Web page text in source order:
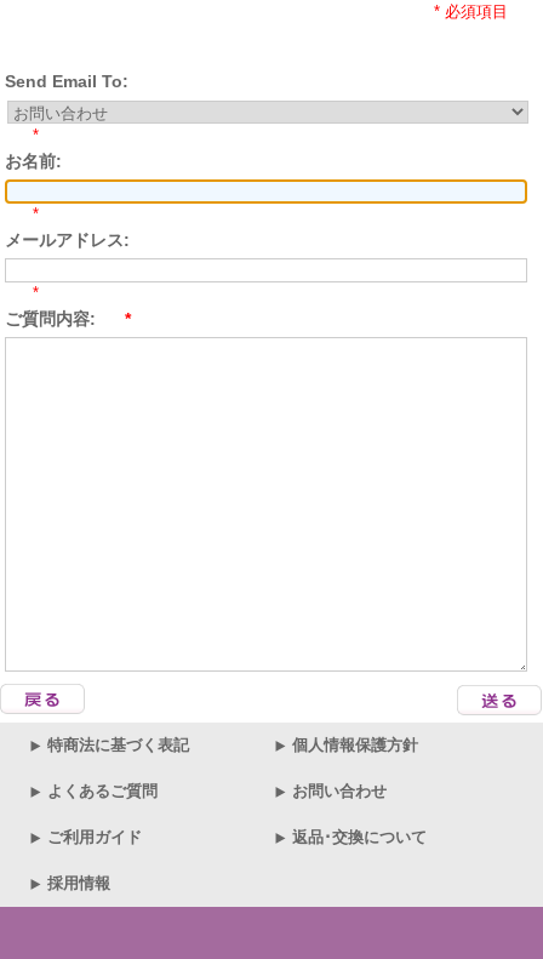
* 必須項目
Send Email To:
*
お名前:
*
メールアドレス:
*
ご質問内容: *
特商法に基づく表記 個人情報保護方針
よくあるご質問 お問い合わせ
ご利用ガイド 返品･交換について
採用情報